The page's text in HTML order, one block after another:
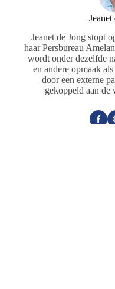
Jeanet
Jeanet de Jong stopt
haar Persbureau
wordt onder dezelfde
en andere opmaak
door een externe
gekoppeld aan de